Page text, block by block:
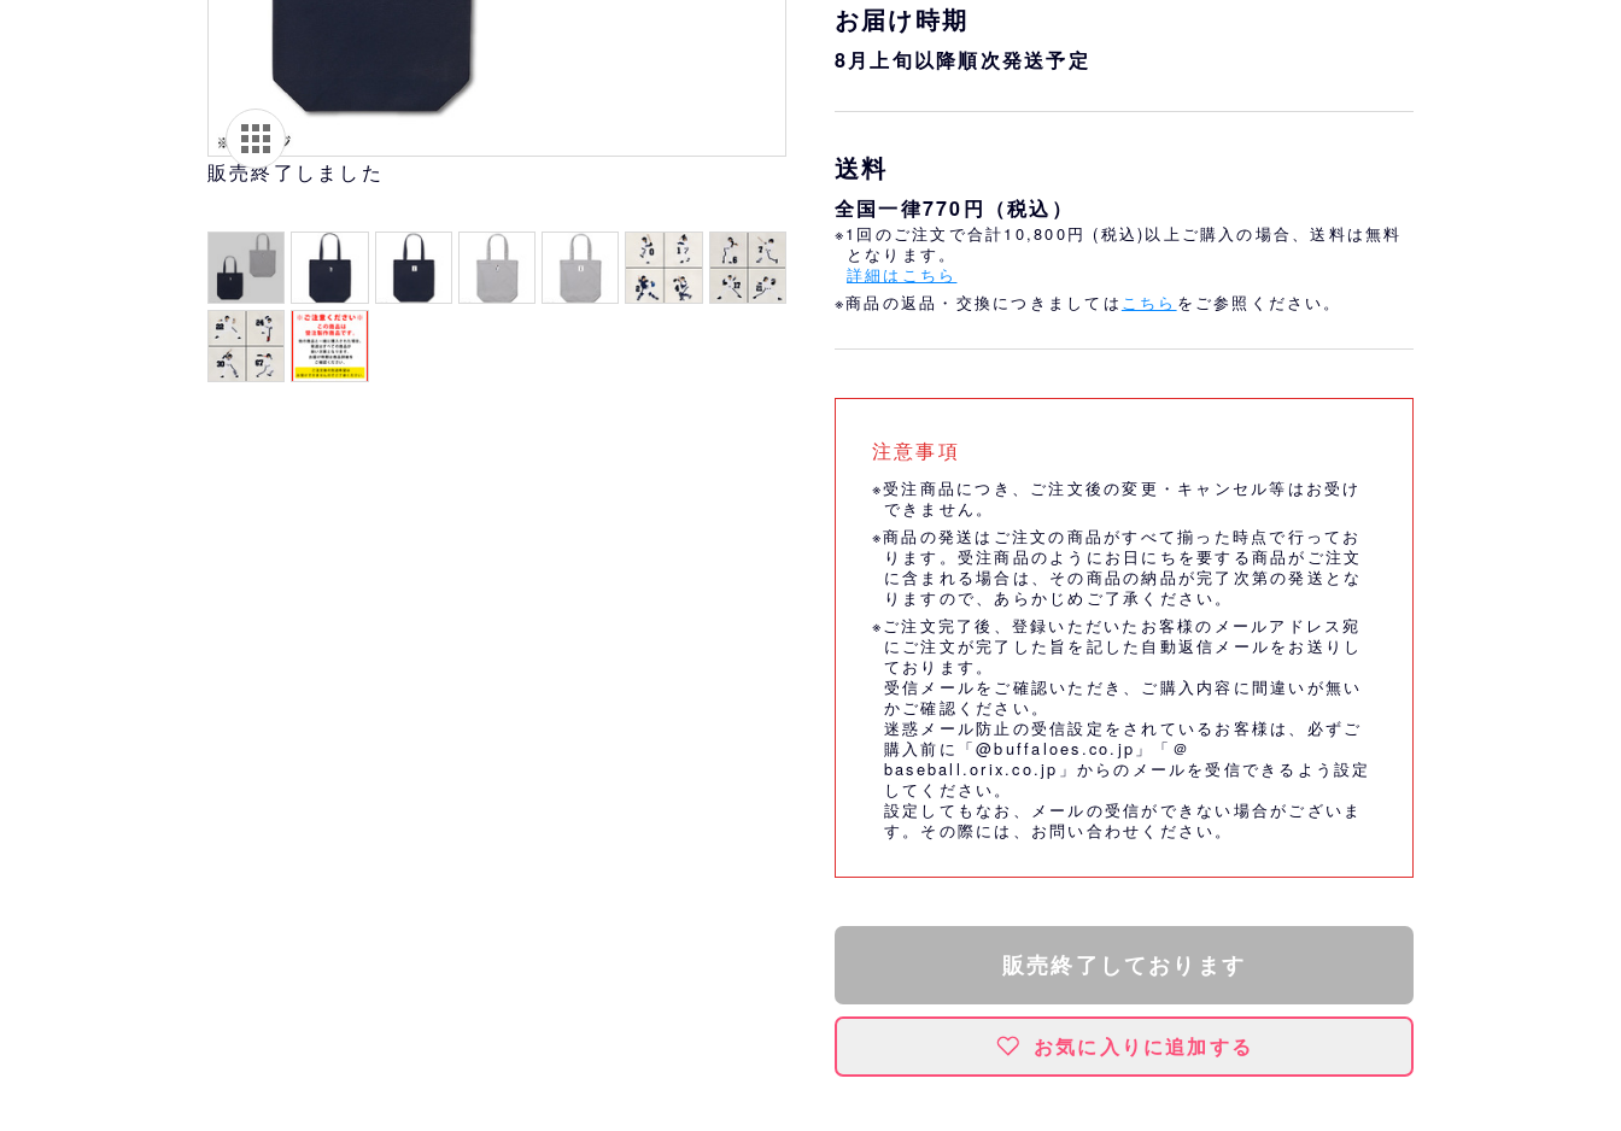
販売終了しました
お届け時期
8月上旬以降順次発送予定
送料
全国一律770円（税込）
※1回のご注文で合計10,800円 (税込)以上ご購入の場合、送料は無料
となります。
詳細はこちら
※商品の返品・交換につきましては こちら をご参照ください。
注意事項
※受注商品につき、ご注文後の変更・キャンセル等はお受け
できません。
※商品の発送はご注文の商品がすべて揃った時点で行ってお
ります。受注商品のようにお日にちを要する商品がご注文
に含まれる場合は、その商品の納品が完了次第の発送とな
りますので、あらかじめご了承ください。
※ご注文完了後、登録いただいたお客様のメールアドレス宛
にご注文が完了した旨を記した自動返信メールをお送りし
ております。
受信メールをご確認いただき、ご購入内容に間違いが無い
かご確認ください。
迷惑メール防止の受信設定をされているお客様は、必ずご
購入前に「@buffaloes.co.jp」「＠
baseball.orix.co.jp」からのメールを受信できるよう設定
してください。
設定してもなお、メールの受信ができない場合がございま
す。その際には、 お問い合わせください。
販売終了しております
お気に入りに追加する